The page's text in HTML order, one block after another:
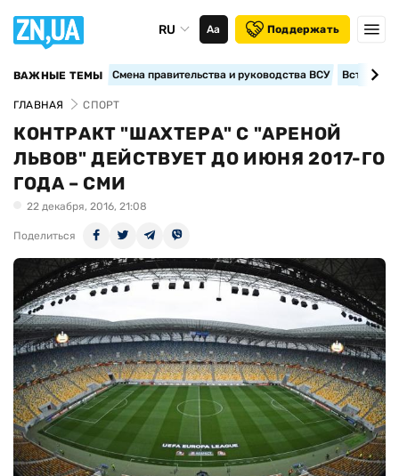
RU Аа Поддержать
ВАЖНЫЕ ТЕМЫ Смена правительства и руководства ВСУ
ГЛАВНАЯ СПОРТ
КОНТРАКТ "ШАХТЕРА" С "АРЕНОЙ
ЛЬВОВ" ДЕЙСТВУЕТ ДО ИЮНЯ 2017-ГО
ГОДА – СМИ
22 декабря, 2016, 21:08
Поделиться